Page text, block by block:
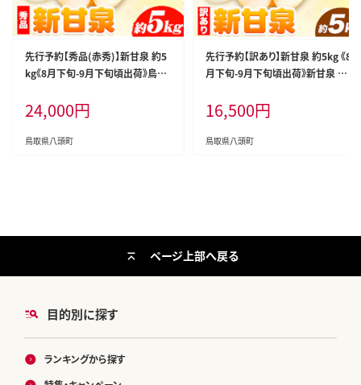
先行予約【秀品(赤秀)】新甘泉 約5
kg《8月下旬-9月下旬頃出荷》鳥取
特産品 秀品 赤秀 贈答用 先行予約
送料無料 果汁 デザート---yazu_zs
y_257_5kg---
24,000円
鳥取県八頭町
先行予約【訳あり】新甘泉 約5kg 《8
月下旬-9月下旬頃出荷》新甘泉 梨
し 果物 フルーツ 特産品 送料無料
果汁 デザート 八頭 ---yazu_zsy_7
5_5kg---
16,500円
鳥取県八頭町
目的別に探す
ランキングから探す
ページ上部へ戻る